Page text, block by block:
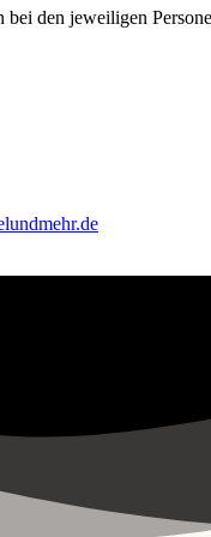
den jeweiligen